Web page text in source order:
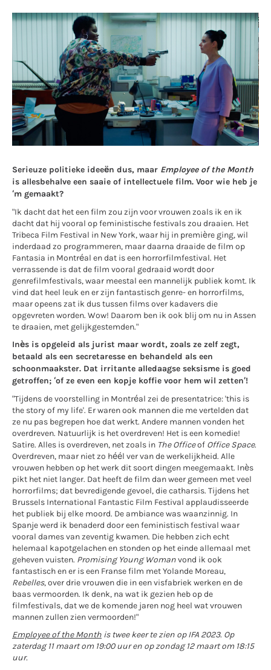
Serieuze politieke ideeën dus, maar Employee of the Month
is allesbehalve een saaie of intellectuele film. Voor wie heb je
‘m gemaakt?
"Ik dacht dat het een film zou zijn voor vrouwen zoals ik en ik
dacht dat hij vooral op feministische festivals zou draaien. Het
Tribeca Film Festival in New York, waar hij in première ging, wil
inderdaad zo programmeren, maar daarna draaide de film op
Fantasia in Montréal en dat is een horrorfilmfestival. Het
verrassende is dat de film vooral gedraaid wordt door
genrefilmfestivals, waar meestal een mannelijk publiek komt. Ik
vind dat heel leuk en er zijn fantastisch genre- en horrorfilms,
maar opeens zat ik dus tussen films over kadavers die
opgevreten worden. Wow! Daarom ben ik ook blij om nu in Assen
te draaien, met gelijkgestemden."
Inès is opgeleid als jurist maar wordt, zoals ze zelf zegt,
betaald als een secretaresse en behandeld als een
schoonmaakster. Dat irritante alledaagse seksisme is goed
getroffen; ‘of ze even een kopje koffie voor hem wil zetten’!
"Tijdens de voorstelling in Montréal zei de presentatrice: 'this is
the story of my life'. Er waren ook mannen die me vertelden dat
ze nu pas begrepen hoe dat werkt. Andere mannen vonden het
overdreven. Natuurlijk is het overdreven! Het is een komedie!
Satire. Alles is overdreven, net zoals in The Officeof Office Space.
Overdreven, maar niet zo héél ver van de werkelijkheid. Alle
vrouwen hebben op het werk dit soort dingen meegemaakt. Inès
pikt het niet langer. Dat heeft de film dan weer gemeen met veel
horrorfilms; dat bevredigende gevoel, die catharsis. Tijdens het
Brussels International Fantastic Film Festival applaudisseerde
het publiek bij elke moord. De ambiance was waanzinnig. In
Spanje werd ik benaderd door een feministisch festival waar
vooral dames van zeventig kwamen. Die hebben zich echt
helemaal kapotgelachen en stonden op het einde allemaal met
geheven vuisten. Promising Young Woman vond ik ook
fantastisch en er is een Franse film met Yolande Moreau,
Rebelles, over drie vrouwen die in een visfabriek werken en de
baas vermoorden. Ik denk, na wat ik gezien heb op de
filmfestivals, dat we de komende jaren nog heel wat vrouwen
mannen zullen zien vermoorden!"
Employee of the Month is twee keer te zien op IFA 2023. Op
zaterdag 11 maart om 19:00 uur en op zondag 12 maart om 18:15
uur.